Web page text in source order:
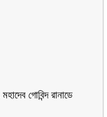
গোবিন্দ রানাডে